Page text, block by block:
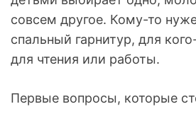
совсем другое. Кому-то
спальный гарнитур, для
для чтения или работы.
Первые вопросы, которые